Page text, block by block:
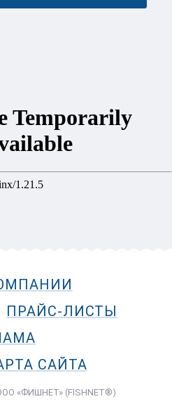
ПРАЙС-ЛИСТЫ
САЙТА
«ФИШНЕТ» (FISHNET®)